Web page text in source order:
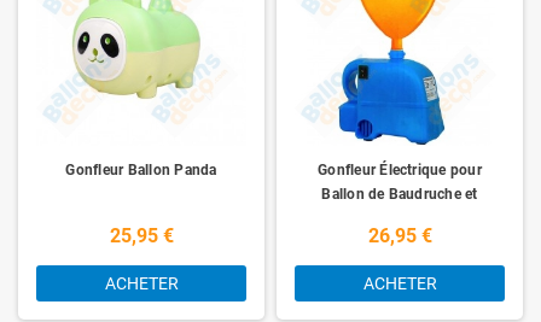
Gonfleur Ballon Panda
25,95 €
ACHETER
Gonfleur Électrique pour
Ballon de Baudruche et
26,95 €
ACHETER